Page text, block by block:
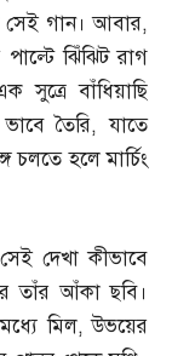
সেই গান। আবার,
ঝিঁঝিট রাগ
বাঁধিয়াছি
তৈরি,যাতে
চলতে হলে মার্চিং
দেখা কীভাবে
তাঁর আঁকা ছবি।
মিল,উভয়ের